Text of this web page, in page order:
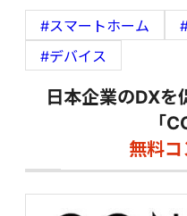
#スマートホーム
#デバイス
日本企業のDXを
「
無料